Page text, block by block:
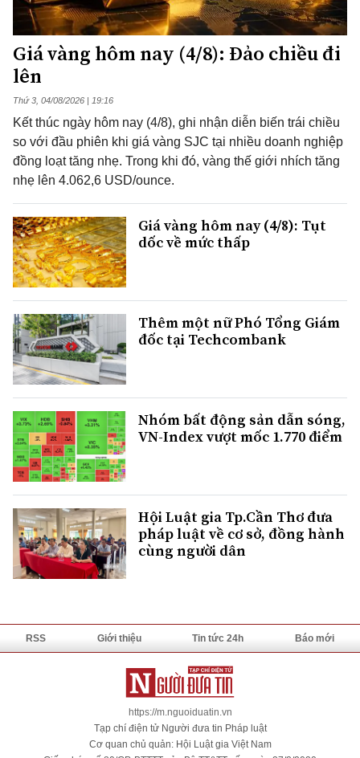
Giá vàng hôm nay (4/8): Đảo chiều đi
lên
Thứ 3, 04/08/2026 | 19:16
Kết thúc ngày hôm nay (4/8), ghi nhận diễn biến trái chiều
so với đầu phiên khi giá vàng SJC tại nhiều doanh nghiệp
đồng loạt tăng nhẹ. Trong khi đó, vàng thế giới nhích tăng
nhẹ lên 4.062,6 USD/ounce.
Giá vàng hôm nay (4/8): Tụt
dốc về mức thấp
Thêm một nữ Phó Tổng Giám
đốc tại Techcombank
Nhóm bất động sản dẫn sóng,
VN-Index vượt mốc 1.770 điểm
Hội Luật gia Tp.Cần Thơ đưa
pháp luật về cơ sở, đồng hành
cùng người dân
RSS Giới thiệu Tin tức 24h Báo mới
https://m.nguoiduatin.vn
Tạp chí điện tử Người đưa tin Pháp luật
Cơ quan chủ quản: Hội Luật gia Việt Nam